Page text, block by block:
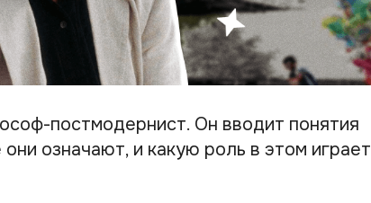
постмодернист. Он вводит понятия
означают, и какую роль в этом играет